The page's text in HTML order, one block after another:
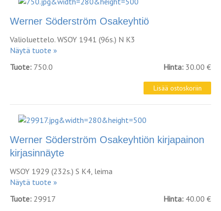
Werner Söderström Osakeyhtiö
Valioluettelo. WSOY 1941 (96s.) N K3
Näytä tuote »
Tuote: 750.0 Hinta: 30.00 €
Werner Söderström Osakeyhtiön kirjapainon
kirjasinnäyte
WSOY 1929 (232s.) S K4, leima
Näytä tuote »
Tuote: 29917 Hinta: 40.00 €